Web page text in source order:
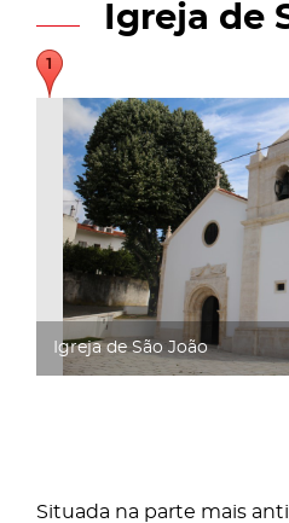
Igreja de
Igreja de São João
Situada na parte mais